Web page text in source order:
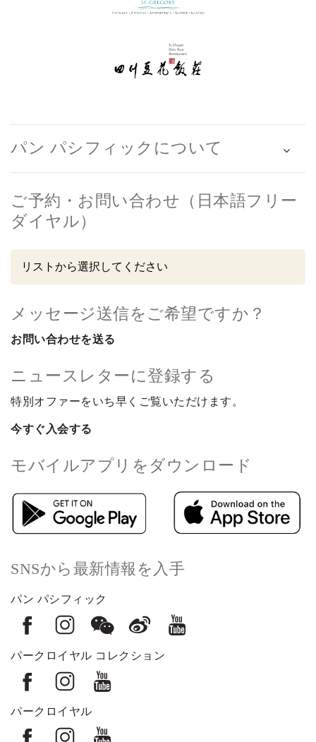
パン パシフィックについて
ご予約・お問い合わせ（日本語フリー
ダイヤル）
メッセージ送信をご希望ですか？
お問い合わせを送る
ニュースレターに登録する
特別オファーをいち早くご覧いただけます。
今すぐ入会する
モバイルアプリをダウンロード
SNSから最新情報を入手
パン パシフィック
パークロイヤル コレクション
パークロイヤル